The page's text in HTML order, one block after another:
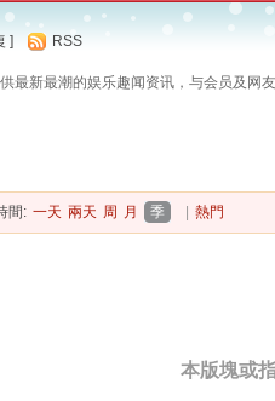
] RSS
最新最潮的娱乐趣闻资讯，与会员及网
間: 一天 兩天 周 月 季 熱門
本版塊或